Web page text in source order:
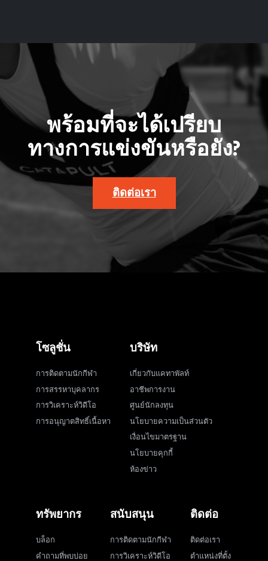
พร้อมที่จะได้เปรียบ
ทางการแข่งขันหรือยัง?
ติดต่อเรา
โซลูชั่น
การติดตามนักกีฬา
การสรรหาบุคลากร
การวิเคราะห์วิดีโอ
การอนุญาตสิทธิ์เนื้อหา
บริษัท
เกี่ยวกับแคทาพัลท์
อาชีพการงาน
ศูนย์นักลงทุน
นโยบายความเป็นส่วนตัว
เงื่อนไขมาตรฐาน
นโยบายคุกกี้
ห้องข่าว
ทรัพยากร
บล็อก
คำถามที่พบบ่อย
สนับสนุน
การติดตามนักกีฬา
การวิเคราะห์วิดีโอ
ติดต่อ
ติดต่อเรา
ตำแหน่งที่ตั้ง